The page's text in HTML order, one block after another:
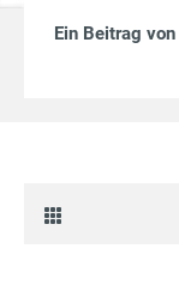
Ein Beitrag von